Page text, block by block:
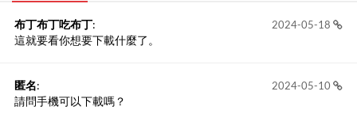
2024-05-18
布丁布丁吃布丁:
這就要看你想要下載什麼了。
2024-05-10
匿名:
請問手機可以下載嗎？